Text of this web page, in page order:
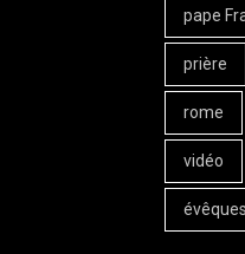
pape
prière
rome
vidéo
évêques